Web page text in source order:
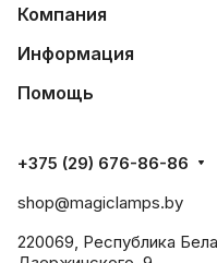
Компания
Информация
Помощь
+375 (29) 676-86-86
shop@magiclamps.by
220069, Республика